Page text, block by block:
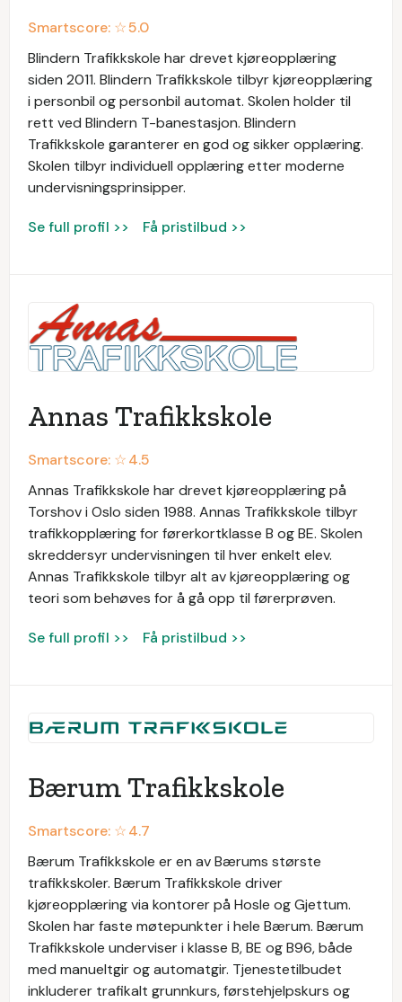
Smartscore: ☆5.0
Blindern Trafikkskole har drevet kjøreopplæring
siden 2011. Blindern Trafikkskole tilbyr kjøreopplæring
i personbil og personbil automat. Skolen holder til
rett ved Blindern T-banestasjon. Blindern
Trafikkskole garanterer en god og sikker opplæring.
Skolen tilbyr individuell opplæring etter moderne
undervisningsprinsipper.
Se full profil >> Få pristilbud >>
Annas Trafikkskole
Smartscore: ☆4.5
Annas Trafikkskole har drevet kjøreopplæring på
Torshov i Oslo siden 1988. Annas Trafikkskole tilbyr
trafikkopplæring for førerkortklasse B og BE. Skolen
skreddersyr undervisningen til hver enkelt elev.
Annas Trafikkskole tilbyr alt av kjøreopplæring og
teori som behøves for å gå opp til førerprøven.
Se full profil >> Få pristilbud >>
Bærum Trafikkskole
Smartscore: ☆4.7
Bærum Trafikkskole er en av Bærums største
trafikkskoler. Bærum Trafikkskole driver
kjøreopplæring via kontorer på Hosle og Gjettum.
Skolen har faste møtepunkter i hele Bærum. Bærum
Trafikkskole underviser i klasse B, BE og B96, både
med manueltgir og automatgir. Tjenestetilbudet
inkluderer trafikalt grunnkurs, førstehjelpskurs og